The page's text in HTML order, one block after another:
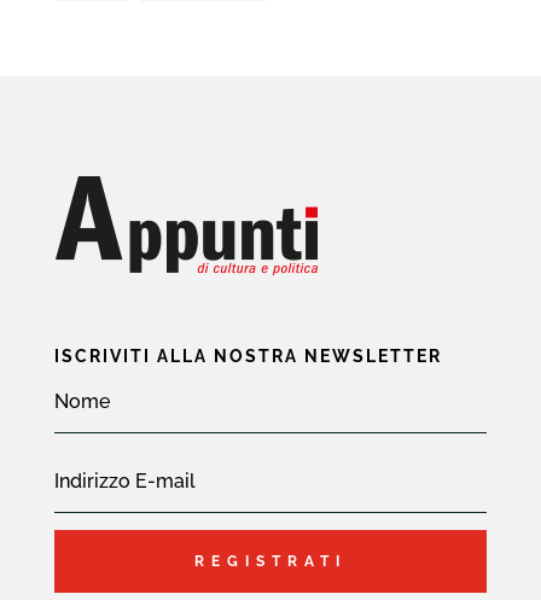
ISCRIVITI ALLA NOSTRA NEWSLETTER
REGISTRATI